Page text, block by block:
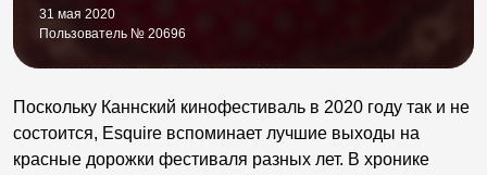
31 мая 2020
Пользователь № 20696
Поскольку Каннский кинофестиваль в 2020 году так и не
состоится, Esquire вспоминает лучшие выходы на
красные дорожки фестиваля разных лет. В хронике